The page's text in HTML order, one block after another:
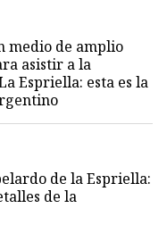
medio de amplio
asistir a la
Espriella: esta es la
de la Espriella:
de la